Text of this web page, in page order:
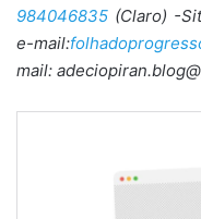
984046835 (Claro) -
e-mail:
mail: